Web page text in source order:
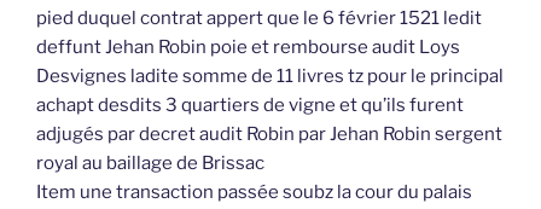
pied duquel contrat appert que le 6 février 1521 ledit
deffunt Jehan Robin poie et rembourse audit Loys
Desvignes ladite somme de 11 livres tz pour le principal
achapt desdits 3 quartiers de vigne et qu’ils furent
adjugés par decret audit Robin par Jehan Robin sergent
royal au baillage de Brissac
Item une transaction passée soubz la cour du palais